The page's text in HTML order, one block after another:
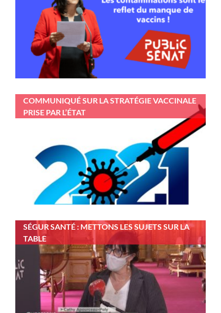
COMMUNIQUÉ SUR LA STRATÉGIE VACCINALE
PRISE PAR L’ÉTAT
SÉGUR SANTÉ : METTONS LES SUJETS SUR LA
TABLE